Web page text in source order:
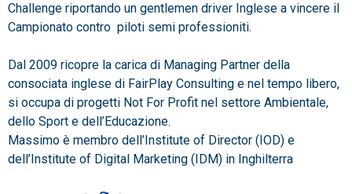
Challenge riportando un gentlemen driver Inglese a vincere il
Campionato contro piloti semi professioniti.
Dal 2009 ricopre la carica di Managing Partner della
consociata inglese di FairPlay Consulting e nel tempo libero,
si occupa di progetti Not For Profit nel settore Ambientale,
dello Sport e dell’Educazione.
Massimo è membro dell’Institute of Director (IOD) e
dell’Institute of Digital Marketing (IDM) in Inghilterra